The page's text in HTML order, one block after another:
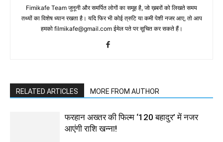
Fimikafe Team जुनूनी और समर्पित लोगों का समूह है, जो ख़बरों को लिखते समय
तथ्‍यों का विशेष ध्‍यान रखता है। यदि फिर भी कोई त्रुटि या कमी पेशी नजर आए, तो आप
हमको filmikafe@gmail.com ईमेल पते पर सूचित कर सकते हैं।
RELATED ARTICLES MORE FROM AUTHOR
फरहान अख्तर की फिल्म ‘120 बहादुर’ में नजर
आएंगी राशि खन्ना!